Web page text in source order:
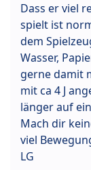
Dass er viel
spielt ist
dem
Wasser,
gerne damit
mit ca 4 J
länger auf
Mach dir
viel
LG